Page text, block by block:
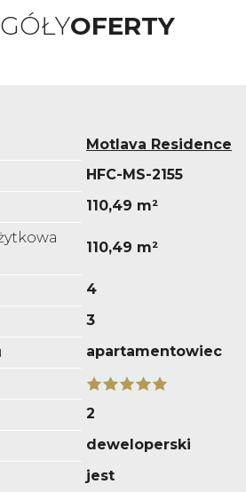
OFERTY
Motlava Residence
HFC-MS-2155
110,49 m²
110,49 m²
4
3
apartamentowiec
2
deweloperski
jest